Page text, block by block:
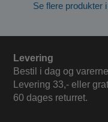
Se flere produkter
Levering
Bestil i dag og
Levering 33,- eller
60 dages returret.